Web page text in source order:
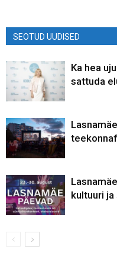
SEOTUD UUDISED
Ka hea
sattuda
kultuuri ja